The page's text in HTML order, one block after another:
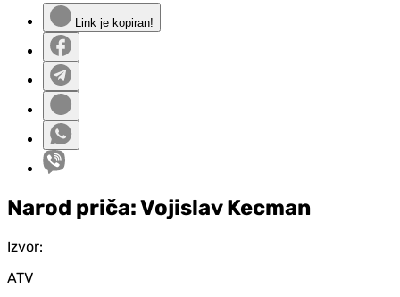
Link je kopiran!
Narod priča: Vojislav Kecman
Izvor:
ATV